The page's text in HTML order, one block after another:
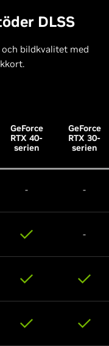
DLSS
bildkvalitet med
GeForce
RTX 40-
serien
GeForce
RTX 30-
serien
- -
-